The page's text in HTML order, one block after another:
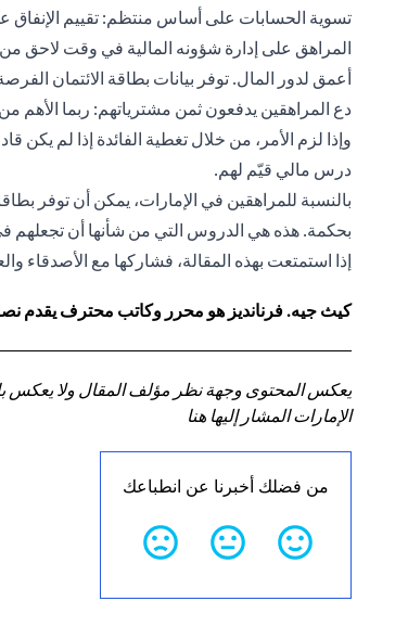
تسوية الحسابات على أساس منتظم: تقييم الإنفاق
المراهق على إدارة شؤونه المالية في وقت لاحق
أعمق لدور المال. توفر بيانات بطاقة الائتمان
دع المراهقين يدفعون ثمن مشترياتهم: ربما الأهم
وإذا لزم الأمر، من خلال تغطية الفائدة إذا لم يكن
درس مالي قيّم لهم.
بالنسبة للمراهقين في الإمارات، يمكن أن توفر
بحكمة. هذه هي الدروس التي من شأنها أن تجعلهم
إذا استمتعت بهذه المقالة، فشاركها مع الأصدقاء
كيث جيه. فرنانديز هو محرر وكاتب محترف يقدم
يعكس المحتوى وجهة نظر مؤلف المقال ولا يعكس
الإمارات المشار إليها هنا
من فضلك أخبرنا عن انطباعك